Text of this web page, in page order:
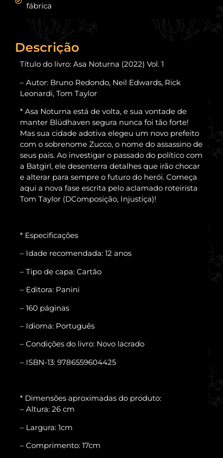
fábrica
Descrição
Título do livro: Asa Noturna (2022) Vol. 1
– Autor: Bruno Redondo, Neil Edwards, Rick
Leonardi, Tom Taylor
* Asa Noturna está de volta, e sua vontade de
manter Blüdhaven segura nunca foi tão forte!
Mas sua cidade adotiva elegeu um novo prefeito
com o sobrenome Zucco, o nome do assassino de
seus pais. Ao investigar o passado do político com
a Batgirl, ele desenterra detalhes que irão chocar
e alterar para sempre o futuro do herói. Começa
aqui a nova fase escrita pelo aclamado roteirista
Tom Taylor (DComposição, Injustiça)!
* Especificações
– Idade recomendada: 12 anos
– Tipo de capa: Cartão
– Editora: Panini
– 160 páginas
– Idioma: Português
– Condições do livro: Novo lacrado
– ISBN-13: 9786559604425
* Dimensões aproximadas do produto:
– Altura: 26 cm
– Largura: 1cm
– Comprimento: 17cm